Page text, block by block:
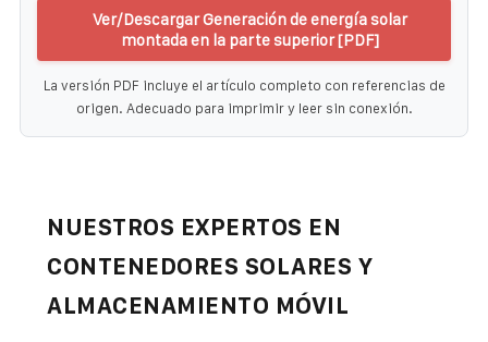
Ver/Descargar Generación de energía solar
montada en la parte superior [PDF]
La versión PDF incluye el artículo completo con referencias de
origen. Adecuado para imprimir y leer sin conexión.
NUESTROS EXPERTOS EN
CONTENEDORES SOLARES Y
ALMACENAMIENTO MÓVIL